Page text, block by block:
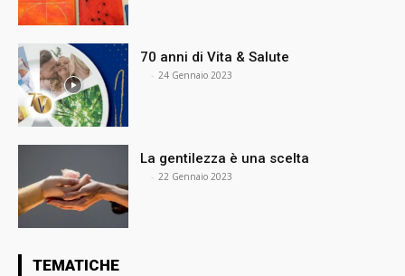
70 anni di Vita & Salute
- 24 Gennaio 2023
La gentilezza è una scelta
- 22 Gennaio 2023
TEMATICHE